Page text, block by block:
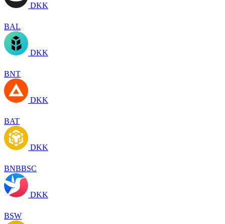
DKK
BAL
DKK
BNT
DKK
BAT
DKK
BNBBSC
DKK
BSW